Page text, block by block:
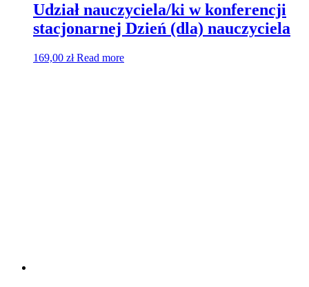
Udział nauczyciela/ki w konferencji
stacjonarnej Dzień (dla) nauczyciela
169,00 zł Read more